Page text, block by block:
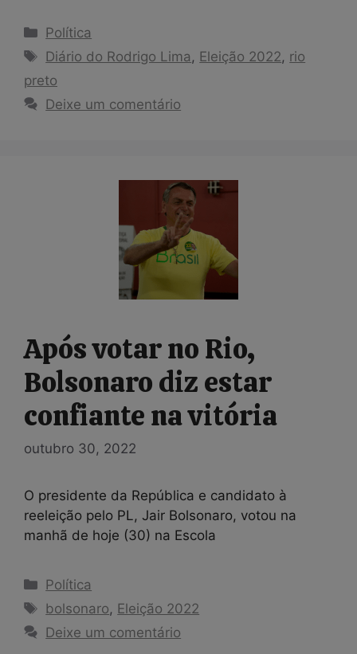
Categorias
Política
Tags
Diário do Rodrigo Lima , Eleição 2022, rio
preto
Deixe um comentário
Após votar no Rio,
Bolsonaro diz estar
confiante na vitória
outubro 30, 2022
O presidente da República e candidato à
reeleição pelo PL, Jair Bolsonaro, votou na
manhã de hoje (30) na Escola
Categorias
Política
Tags
bolsonaro, Eleição 2022
Deixe um comentário